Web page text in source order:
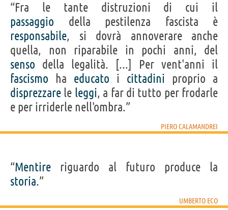
“Fra le tante distruzioni di cui il
passaggio della pestilenza fascista è
responsabile, si dovrà annoverare anche
quella, non riparabile in pochi anni, del
senso della legalità. [...] Per vent'anni il
fascismo ha educato i cittadini proprio a
disprezzare le leggi, a far di tutto per frodarle
e per irriderle nell'ombra.”
PIERO CALAMANDREI
“Mentire riguardo al futuro produce la
storia.”
UMBERTO ECO